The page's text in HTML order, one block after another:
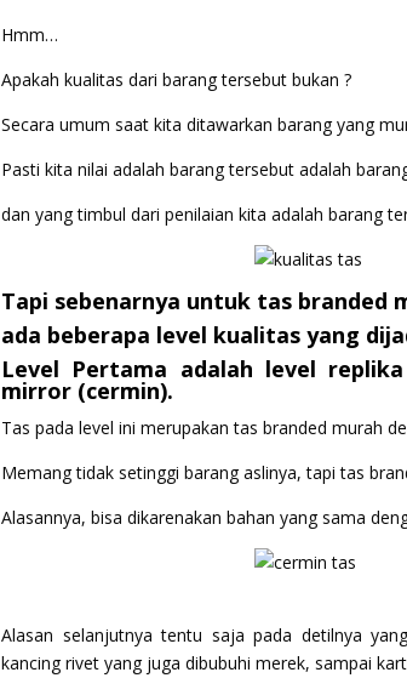
Hmm…
Apakah kualitas dari barang tersebut bukan ?
Secara umum saat kita ditawarkan barang yang
Pasti kita nilai adalah barang tersebut adalah
dan yang timbul dari penilaian kita adalah barang
Tapi sebenarnya untuk tas branded
ada beberapa level kualitas yang
Level Pertama adalah level
mirror (cermin).
Tas pada level ini merupakan tas branded murah
Memang tidak setinggi barang aslinya, tapi tas
Alasannya, bisa dikarenakan bahan yang sama
Alasan selanjutnya tentu saja pada detilnya
kancing rivet yang juga dibubuhi merek, sampai